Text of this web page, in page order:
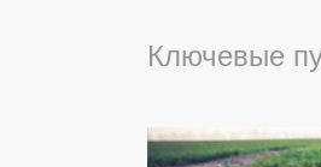
Ключевые